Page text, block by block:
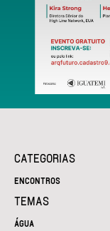
CATEGORIAS
ENCONTROS
TEMAS
ÁGUA